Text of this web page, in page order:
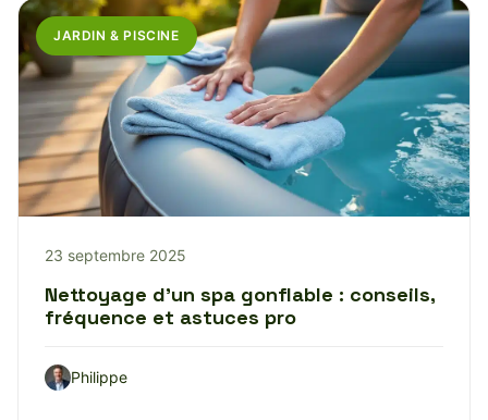
JARDIN & PISCINE
23 septembre 2025
Nettoyage d’un spa gonflable : conseils,
fréquence et astuces pro
Philippe